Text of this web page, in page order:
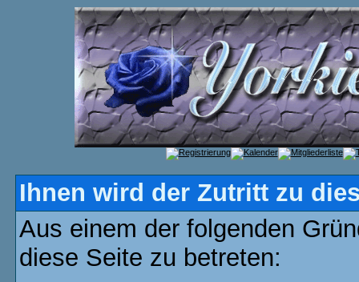
Ihnen wird der Zutritt zu
Aus einem der folgenden
diese Seite zu betreten: